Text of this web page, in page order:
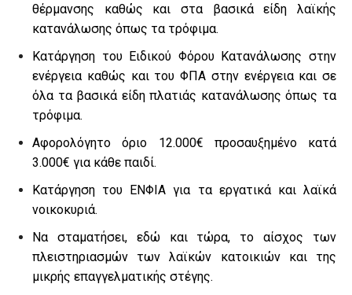
θέρμανσης καθώς και στα βασικά είδη λαϊκής
κατανάλωσης όπως τα τρόφιμα.
Κατάργηση του Ειδικού Φόρου Κατανάλωσης στην
ενέργεια καθώς και του ΦΠΑ στην ενέργεια και σε
όλα τα βασικά είδη πλατιάς κατανάλωσης όπως τα
τρόφιμα.
Αφορολόγητο όριο 12.000€ προσαυξημένο κατά
3.000€ για κάθε παιδί.
Κατάργηση του ΕΝΦΙΑ για τα εργατικά και λαϊκά
νοικοκυριά.
Να σταματήσει, εδώ και τώρα, το αίσχος των
πλειστηριασμών των λαϊκών κατοικιών και της
μικρής επαγγελματικής στέγης.